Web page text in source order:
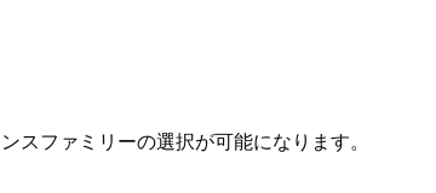
スファミリーの選択が可能になります。